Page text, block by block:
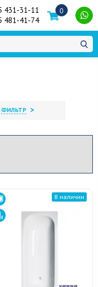
431-31-11
481-41-74
0
ФИЛЬТР >
В наличии